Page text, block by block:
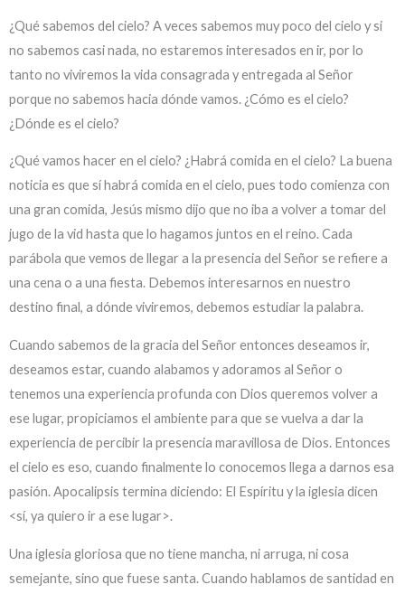
¿Qué sabemos del cielo? A veces sabemos muy poco del cielo y si
no sabemos casi nada, no estaremos interesados en ir, por lo
tanto no viviremos la vida consagrada y entregada al Señor
porque no sabemos hacia dónde vamos. ¿Cómo es el cielo?
¿Dónde es el cielo?
¿Qué vamos hacer en el cielo? ¿Habrá comida en el cielo? La buena
noticia es que sí habrá comida en el cielo, pues todo comienza con
una gran comida, Jesús mismo dijo que no iba a volver a tomar del
jugo de la vid hasta que lo hagamos juntos en el reino. Cada
parábola que vemos de llegar a la presencia del Señor se refiere a
una cena o a una fiesta. Debemos interesarnos en nuestro
destino final, a dónde viviremos, debemos estudiar la palabra.
Cuando sabemos de la gracia del Señor entonces deseamos ir,
deseamos estar, cuando alabamos y adoramos al Señor o
tenemos una experiencia profunda con Dios queremos volver a
ese lugar, propiciamos el ambiente para que se vuelva a dar la
experiencia de percibir la presencia maravillosa de Dios. Entonces
el cielo es eso, cuando finalmente lo conocemos llega a darnos esa
pasión. Apocalipsis termina diciendo: El Espíritu y la iglesia dicen
<sí, ya quiero ir a ese lugar>.
Una iglesia gloriosa que no tiene mancha, ni arruga, ni cosa
semejante, sino que fuese santa. Cuando hablamos de santidad en